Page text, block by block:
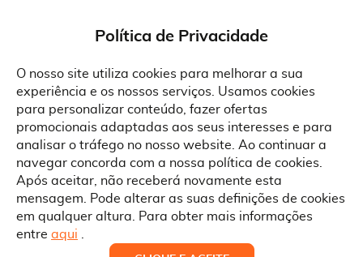
Política de Privacidade
O nosso site utiliza cookies para melhorar a sua
experiência e os nossos serviços. Usamos cookies
para personalizar conteúdo, fazer ofertas
promocionais adaptadas aos seus interesses e para
analisar o tráfego no nosso website. Ao continuar a
navegar concorda com a nossa política de cookies.
Após aceitar, não receberá novamente esta
mensagem. Pode alterar as suas definições de cookies
em qualquer altura. Para obter mais informações
entre aqui
Sobre a Suprides
Quem Somos
Informações
Termos e Condições
Condições Gerais de Venda
Serviço Pós-Venda
Pedido RMA
Contactos
Morada
Rua Gonçalves Zarco, 1837
Copyright © Suprides 2026 - Powered by Toogas with
Política de Cookies
Ao aceitar a política de cookies da Suprides deverá ter em consideração
que a utilização de cookies possibilita a personalização da utilização e a
apresentação de serviços e ofertas adaptadas ao seu interesses. Pode
alterar as suas definições de cookies a qualquer altura.